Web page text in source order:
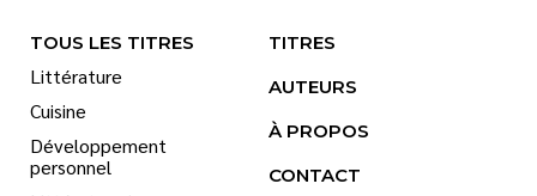
TOUS LES TITRES
Littérature
Cuisine
Développement
personnel
TITRES
AUTEURS
À PROPOS
CONTACT